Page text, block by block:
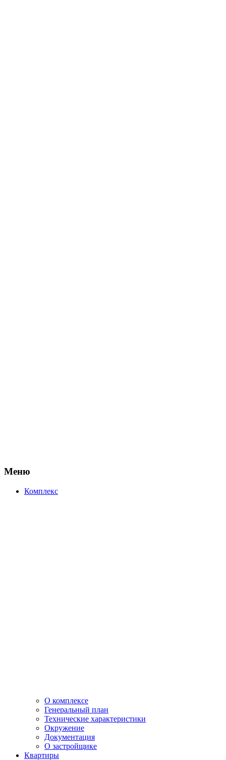
Меню
Комплекс
О комплексе
Генеральный план
Технические характеристики
Окружение
Документация
О застройщике
Квартиры